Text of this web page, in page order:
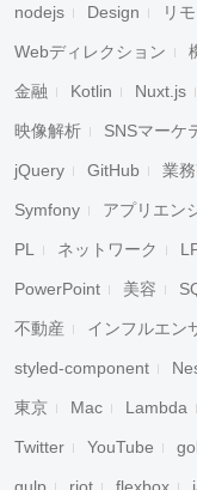
nodejs Design リ
Webディレクション
金融 Kotlin Nuxt.js
映像解析 SNSマーケ
jQuery GitHub 業
Symfony アプリエン
PL ネットワーク
PowerPoint 美容
不動産 インフルエン
styled-component
東京 Mac Lambda
Twitter YouTube